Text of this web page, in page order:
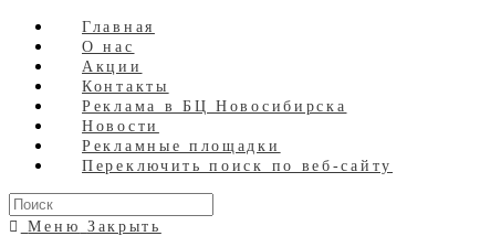
Главная
О нас
Акции
Контакты
Реклама в БЦ Новосибирска
Новости
Рекламные площадки
Переключить поиск по веб-сайту
Меню Закрыть